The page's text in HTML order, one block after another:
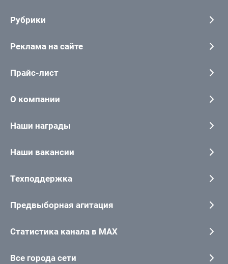
Рубрики
Реклама на сайте
Прайс-лист
О компании
Наши награды
Наши вакансии
Техподдержка
Предвыборная агитация
Статистика канала в MAX
Все города сети